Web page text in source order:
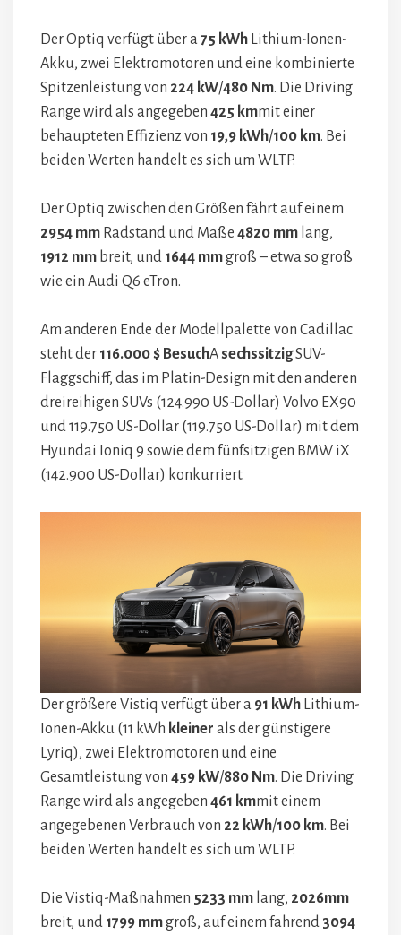
Der Optiq verfügt über a75 kWh Lithium-Ionen-
Akku, zwei Elektromotoren und eine kombinierte
Spitzenleistung von 224 kW/480 Nm. Die Driving
Range wird als angegeben 425 kmmit einer
behaupteten Effizienz von 19,9 kWh/100 km. Bei
beiden Werten handelt es sich um WLTP.
Der Optiq zwischen den Größen fährt auf einem
2954 mm Radstand und Maße 4820 mm lang,
1912 mm breit, und 1644 mmgroß – etwa so groß
wie ein Audi Q6 eTron.
Am anderen Ende der Modellpalette von Cadillac
steht der 116.000 $ BesuchAsechssitzigSUV-
Flaggschiff, das im Platin-Design mit den anderen
dreireihigen SUVs (124.990 US-Dollar) Volvo EX90
und 119.750 US-Dollar (119.750 US-Dollar) mit dem
Hyundai Ioniq 9 sowie dem fünfsitzigen BMW iX
(142.900 US-Dollar) konkurriert.
Der größere Vistiq verfügt über a 91 kWh
Lithium-
Ionen-Akku (11 kWh kleiner als der günstigere
Lyriq), zwei Elektromotoren und eine
Gesamtleistung von 459 kW/880 Nm. Die Driving
Range wird als angegeben 461 kmmit einem
angegebenen Verbrauch von 22 kWh/100 km. Bei
beiden Werten handelt es sich um WLTP.
Die Vistiq-Maßnahmen 5233 mm lang, 2026mm
breit, und 1799 mmgroß, auf einem fahrend 3094